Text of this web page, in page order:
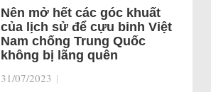
Nên mở hết các góc khuất
của lịch sử để cựu binh Việt
Nam chống Trung Quốc
không bị lãng quên
31/07/2023 |